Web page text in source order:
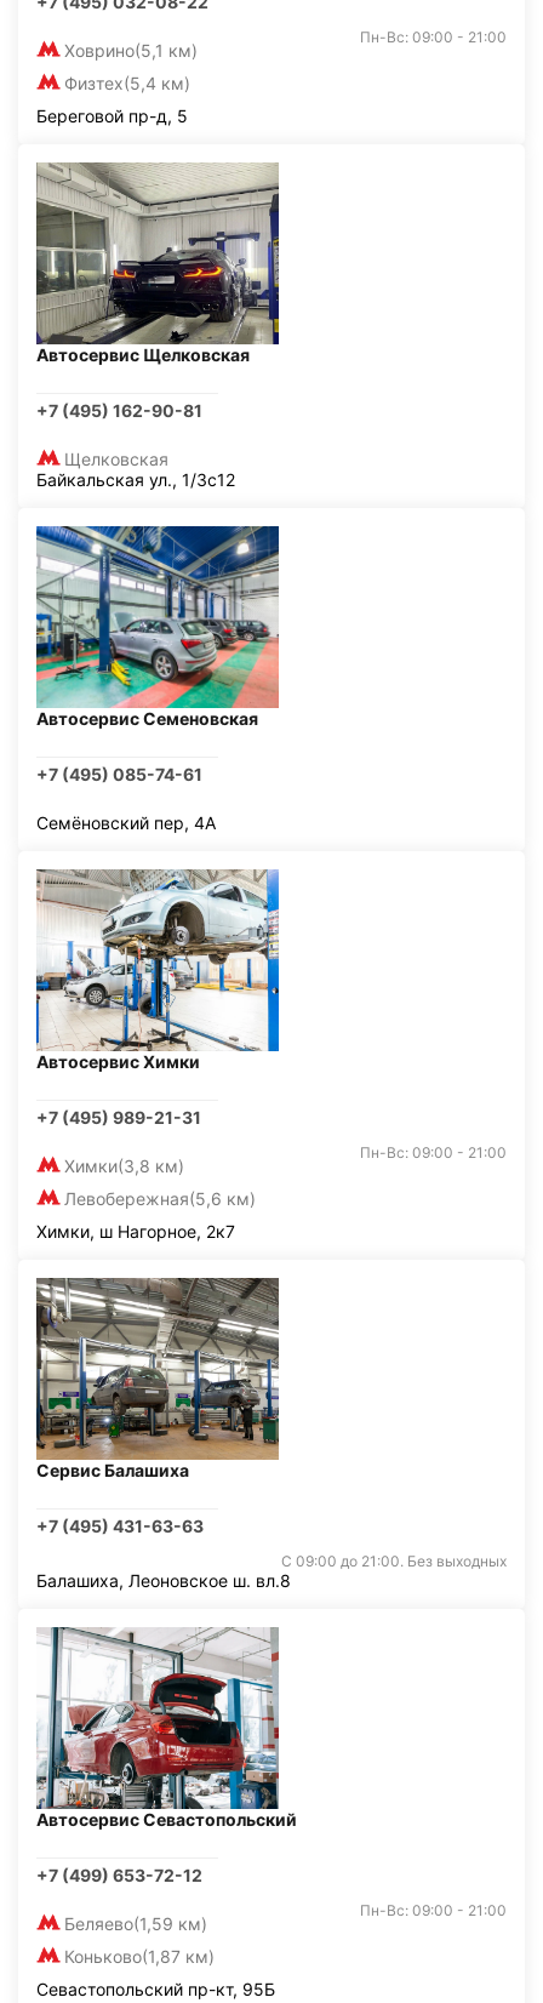
Ховрино(5,1 км)
Физтех(5,4 км)
Пн-Вс: 09:00 - 21:00
Береговой пр-д, 5
Автосервис Щелковская
+7 (495) 162-90-81
Щелковская
Байкальская ул., 1/3с12
Автосервис Семеновская
+7 (495) 085-74-61
Семёновский пер, 4А
Автосервис Химки
+7 (495) 989-21-31
Химки(3,8 км)
Левобережная(5,6 км)
Пн-Вс: 09:00 - 21:00
Химки, ш Нагорное, 2к7
Сервис Балашиха
+7 (495) 431-63-63
С 09:00 до 21:00. Без выходных
Балашиха, Леоновское ш. вл.8
Автосервис Севастопольский
+7 (499) 653-72-12
Беляево(1,59 км)
Коньково(1,87 км)
Пн-Вс: 09:00 - 21:00
Севастопольский пр-кт, 95Б